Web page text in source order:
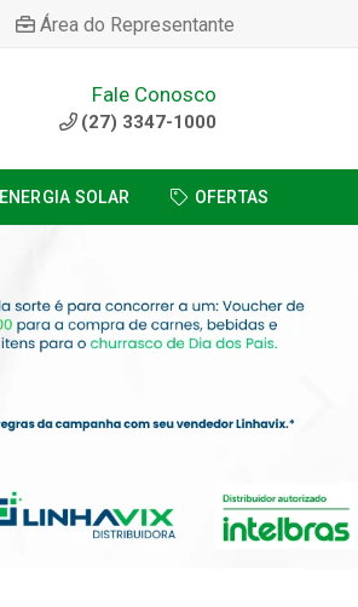
Área do Representante
Fale Conosco
(27) 3347-1000
ENERGIA SOLAR OFERTAS